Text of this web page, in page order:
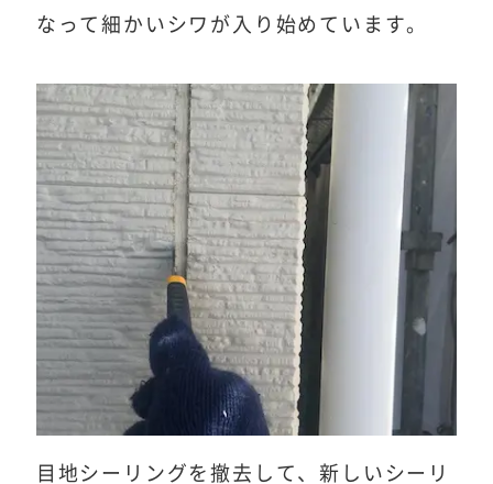
なって細かいシワが入り始めています。
目地シーリングを撤去して、新しいシーリ